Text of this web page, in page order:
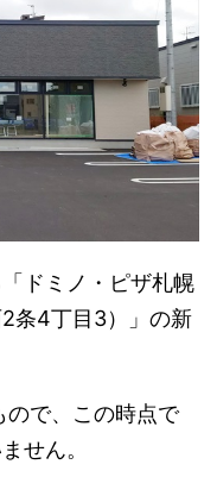
ドミノ・ピザ札幌
条4丁目3）」の新
で、この時点で
せん。